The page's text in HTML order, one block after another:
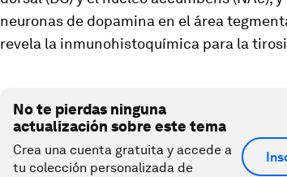
neuronas de dopamina en el área
revela la inmunohistoquímica para la
No te pierdas ninguna
actualización sobre este tema
Crea una cuenta gratuita y accede a
tu colección personalizada de